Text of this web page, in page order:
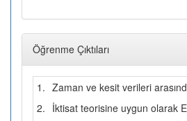
Öğrenme Çıktıları
1. Zaman ve kesit verileri
2. İktisat teorisine uygun olarak